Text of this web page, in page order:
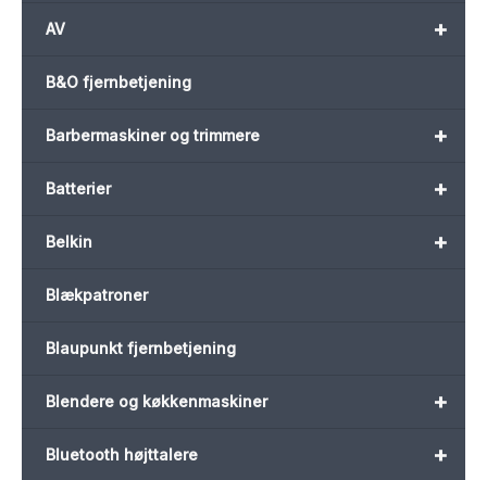
+
AV
B&O fjernbetjening
+
Barbermaskiner og trimmere
+
Batterier
+
Belkin
Blækpatroner
Blaupunkt fjernbetjening
+
Blendere og køkkenmaskiner
+
Bluetooth højttalere